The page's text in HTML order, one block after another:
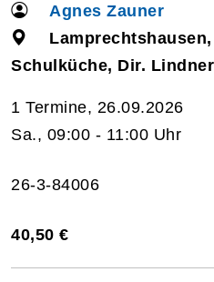
Agnes Zauner
Schulküche, Dir.
1 Termine, 26.09.2026
Sa., 09:00 - 11:00 Uhr
26-3-84006
40,50 €